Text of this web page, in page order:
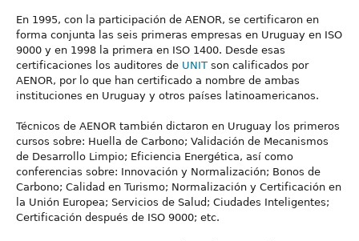
En 1995, con la participación de AENOR, se certificaron en
forma conjunta las seis primeras empresas en Uruguay en ISO
9000 y en 1998 la primera en ISO 1400. Desde esas
certificaciones los auditores de UNIT son calificados por
AENOR, por lo que han certificado a nombre de ambas
instituciones en Uruguay y otros países latinoamericanos.
Técnicos de AENOR también dictaron en Uruguay los primeros
cursos sobre: Huella de Carbono; Validación de Mecanismos
de Desarrollo Limpio; Eficiencia Energética, así como
conferencias sobre: Innovación y Normalización; Bonos de
Carbono; Calidad en Turismo; Normalización y Certificación en
la Unión Europea; Servicios de Salud; Ciudades Inteligentes;
Certificación después de ISO 9000; etc.